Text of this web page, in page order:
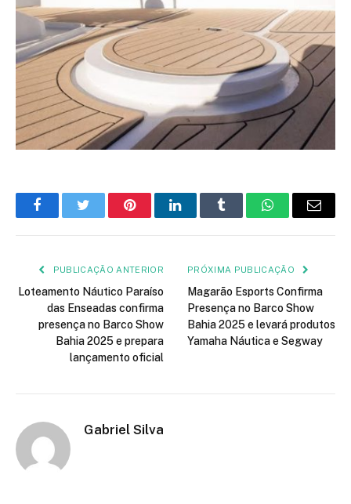
FacebookTwitter PinterestLinkedInTumblr WhatsApp
E-
PUBLICAÇÃO ANTERIOR
Loteamento Náutico Paraíso
das Enseadas confirma
presença no Barco Show
Bahia 2025 e prepara
lançamento oficial
PRÓXIMA PUBLICAÇÃO
Magarão Esports Confirma
Presença no Barco Show
Bahia 2025 e levará produtos
Yamaha Náutica e Segway
Gabriel Silva